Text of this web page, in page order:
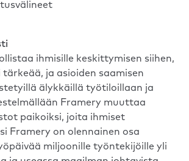
ihmisille keskittymisen siihen,
ja asioiden saamisen
älykkäillä työtiloillaan ja
Framery muuttaa
paikoiksi, joita ihmiset
Framery on olennainen osa
miljoonille työntekijöille yli